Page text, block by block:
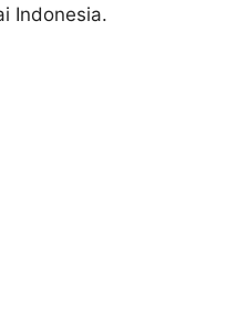
Indonesia.